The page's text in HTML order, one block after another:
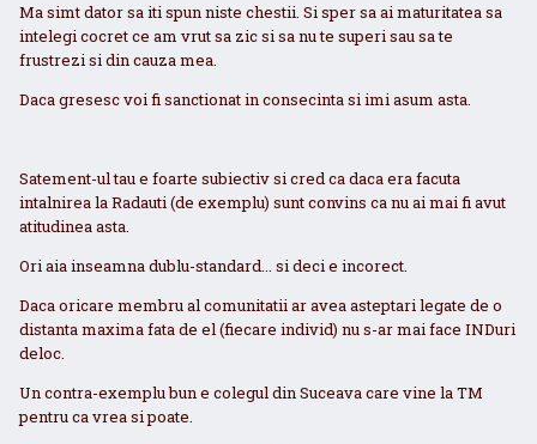
Ma simt dator sa iti spun niste chestii. Si sper sa ai maturitatea sa
intelegi cocret ce am vrut sa zic si sa nu te superi sau sa te
frustrezi si din cauza mea.
Daca gresesc voi fi sanctionat in consecinta si imi asum asta.
Satement-ul tau e foarte subiectiv si cred ca daca era facuta
intalnirea la Radauti (de exemplu) sunt convins ca nu ai mai fi avut
atitudinea asta.
Ori aia inseamna dublu-standard... si deci e incorect.
Daca oricare membru al comunitatii ar avea asteptari legate de o
distanta maxima fata de el (fiecare individ) nu s-ar mai face INDuri
deloc.
Un contra-exemplu bun e colegul din Suceava care vine la TM
pentru ca vrea si poate.